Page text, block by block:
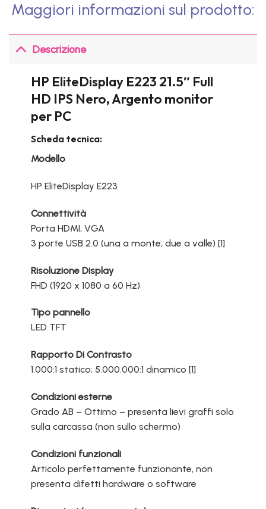
Maggiori informazioni sul prodotto:
Descrizione
HP EliteDisplay E223 21.5″ Full
HD IPS Nero, Argento monitor
per PC
Scheda tecnica:
Modello
HP EliteDisplay E223
Connettività
Porta HDMI, VGA
3 porte USB 2.0 (una a monte, due a valle) [1]
Risoluzione Display
FHD (1920 x 1080 a 60 Hz)
Tipo pannello
LED TFT
Rapporto Di Contrasto
1.000:1 statico; 5.000.000:1 dinamico [1]
Condizioni esterne
Grado AB – Ottimo – presenta lievi graffi solo
sulla carcassa (non sullo schermo)
Condizioni funzionali
Articolo perfettamente funzionante, non
presenta difetti hardware o software